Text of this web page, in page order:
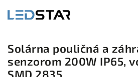
Solárna pouličná a
senzorom 200W IP65,
SMD 2835